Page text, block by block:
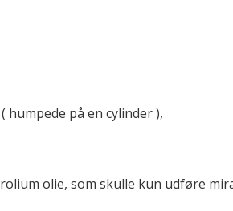
på en cylinder ),
olie, som skulle kun udføre